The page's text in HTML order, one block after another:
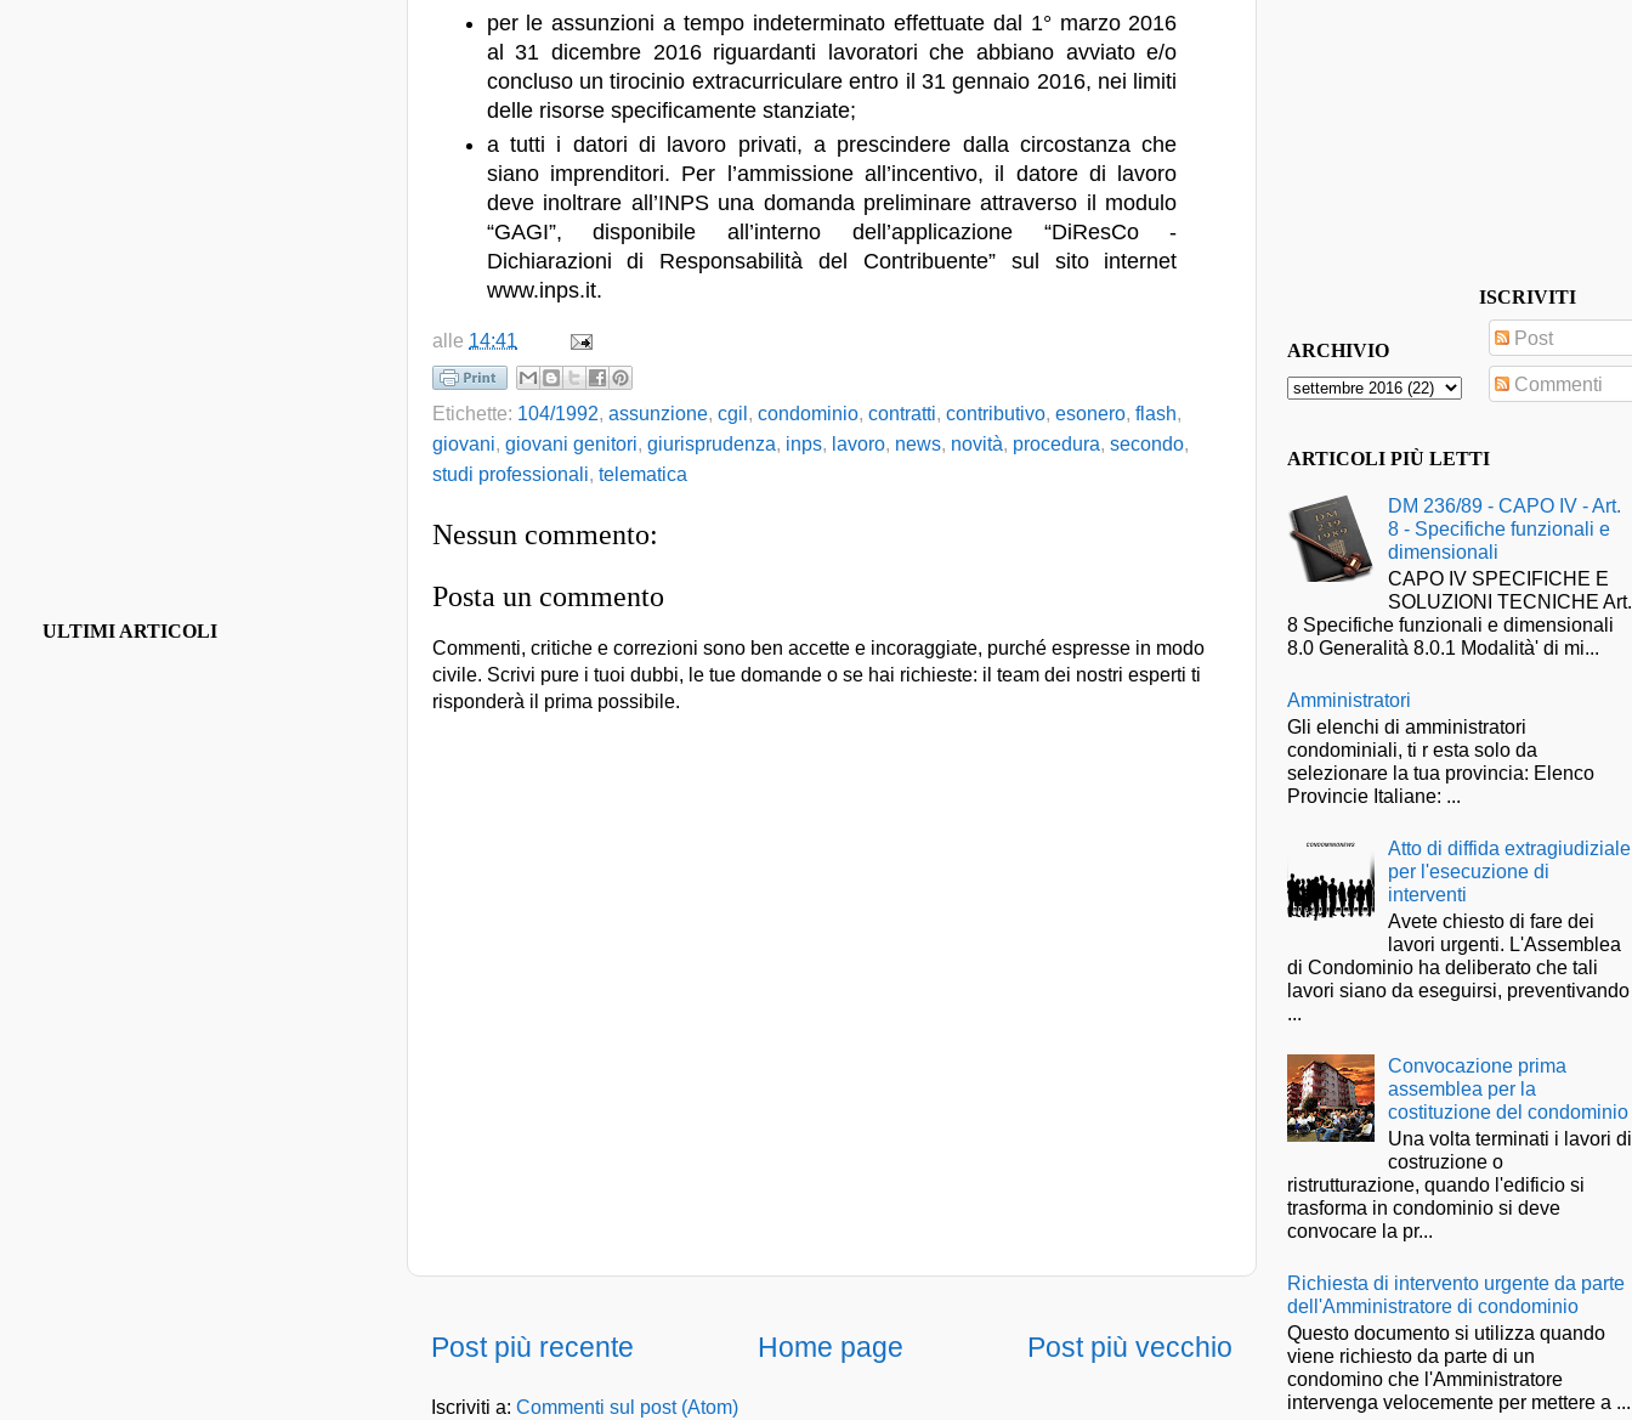
per le assunzioni a tempo indeterminato effettuate dal 1° marzo 2016
al 31 dicembre 2016 riguardanti lavoratori che abbiano avviato e/o
concluso un tirocinio extracurriculare entro il 31 gennaio 2016, nei limiti
delle risorse specificamente stanziate;
a tutti i datori di lavoro privati, a prescindere dalla circostanza che
siano imprenditori. Per l’ammissione all’incentivo, il datore di lavoro
deve inoltrare all’INPS una domanda preliminare attraverso il modulo
“GAGI”, disponibile all’interno dell’applicazione “DiResCo -
Dichiarazioni di Responsabilità del Contribuente” sul sito internet
www.inps.it.
alle 14:41
Etichette: 104/1992, assunzione, cgil, condominio, contratti, contributivo, esonero, flash,
giovani, giovani genitori, giurisprudenza, inps, lavoro, news, novità, procedura, secondo,
studi professionali, telematica
Nessun commento:
Posta un commento
Commenti, critiche e correzioni sono ben accette e incoraggiate, purché espresse in modo
civile. Scrivi pure i tuoi dubbi, le tue domande o se hai richieste: il team dei nostri esperti ti
risponderà il prima possibile.
Post più recente Post più vecchio
Home page
Iscriviti a: Commenti sul post (Atom)
ULTIMI ARTICOLI
ARCHIVIO
ISCRIVITI
Post
Commenti
ARTICOLI PIÙ LETTI
DM 236/89 - CAPO IV - Art.
8 - Specifiche funzionali e
dimensionali
CAPO IV SPECIFICHE E
SOLUZIONI TECNICHE Art.
8 Specifiche funzionali e dimensionali
8.0 Generalità 8.0.1 Modalità' di mi...
Amministratori
Gli elenchi di amministratori
condominiali, ti r esta solo da
selezionare la tua provincia: Elenco
Provincie Italiane: ...
Atto di diffida extragiudiziale
per l'esecuzione di
interventi
Avete chiesto di fare dei
lavori urgenti. L'Assemblea
di Condominio ha deliberato che tali
lavori siano da eseguirsi, preventivando
...
Convocazione prima
assemblea per la
costituzione del condominio
Una volta terminati i lavori di
costruzione o
ristrutturazione, quando l'edificio si
trasforma in condominio si deve
convocare la pr...
Richiesta di intervento urgente da parte
dell'Amministratore di condominio
Questo documento si utilizza quando
viene richiesto da parte di un
condomino che l'Amministratore
intervenga velocemente per mettere a ...